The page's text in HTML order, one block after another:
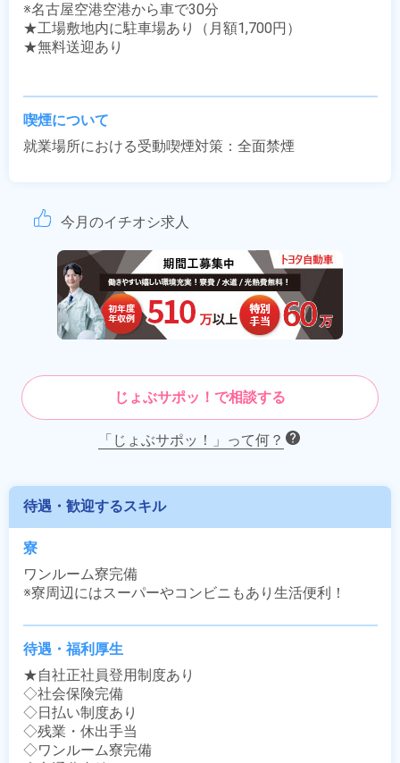
※名古屋空港空港から車で30分
★工場敷地内に駐車場あり（月額1,700円）
★無料送迎あり
喫煙について
就業場所における受動喫煙対策：全面禁煙
今月のイチオシ求人
じょぶサポッ！で相談する
「じょぶサポッ！」って何？
待遇・歓迎するスキル
寮
ワンルーム寮完備
※寮周辺にはスーパーやコンビニもあり生活便利！
待遇・福利厚生
★自社正社員登用制度あり
◇社会保険完備
◇日払い制度あり
◇残業・休出手当
◇ワンルーム寮完備